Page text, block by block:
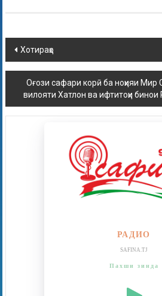
Хотираҳо
Оғози сафари корӣ ба ноҳияи
вилояти Хатлон ва ифтитоҳи бинои
РАДИО
SAFINA.TJ
Пахши зинда